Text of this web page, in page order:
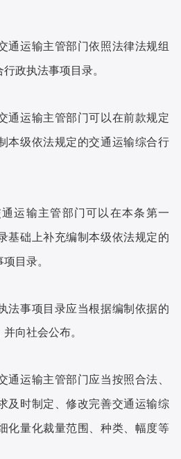
运输主管部门依照法律法规组
政执法事项目录。
运输主管部门可以在前款规定
本级依法规定的交通运输综合行
输主管部门可以在本条第一
基础上补充编制本级依法规定的
目录。
事项目录应当根据编制依据的
向社会公布。
运输主管部门应当按照合法、
及时制定、修改完善交通运输综
化量化裁量范围、种类、幅度等